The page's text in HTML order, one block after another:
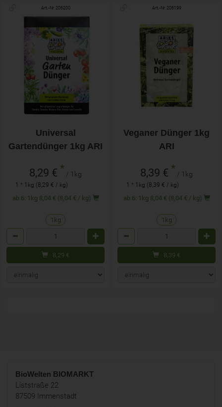
Art.-Nr. 206200
Universal
Gartendünger 1kg ARI
8,29 € * / 1kg
1 * 1kg (8,29 € / kg)
ab 6: 1kg 8,04 € (8,04 € / kg)
1kg
8,29 €
Art.-Nr. 206199
Veganer Dünger 1kg
ARI
8,39 € * / 1kg
1 * 1kg (8,39 € / kg)
ab 6: 1kg 8,04 € (8,04 € / kg)
1kg
8,39 €
BioWelten BIOMARKT
Liststraße 22
87509 Immenstadt